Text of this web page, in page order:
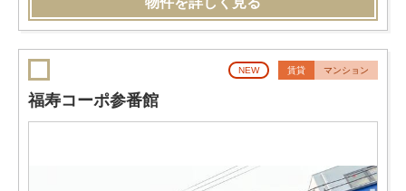
NEW 賃貸 マンション
福寿コーポ参番館